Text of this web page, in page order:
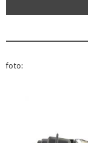
foto: